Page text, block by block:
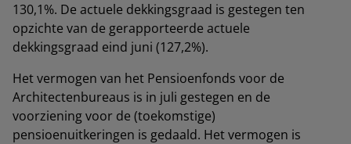
130,1%. De actuele dekkingsgraad is gestegen ten
opzichte van de gerapporteerde actuele
dekkingsgraad eind juni (127,2%).
Het vermogen van het Pensioenfonds voor de
Architectenbureaus is in juli gestegen en de
voorziening voor de (toekomstige)
pensioenuitkeringen is gedaald. Het vermogen is